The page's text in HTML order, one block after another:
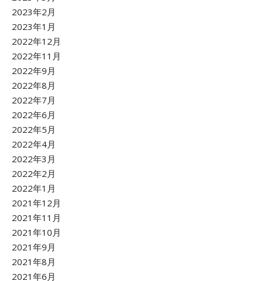
2023年2月
2023年1月
2022年12月
2022年11月
2022年9月
2022年8月
2022年7月
2022年6月
2022年5月
2022年4月
2022年3月
2022年2月
2022年1月
2021年12月
2021年11月
2021年10月
2021年9月
2021年8月
2021年6月